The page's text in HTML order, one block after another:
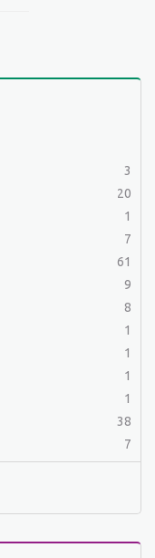
3
20
1
7
61
9
8
1
1
1
1
38
7
2
1